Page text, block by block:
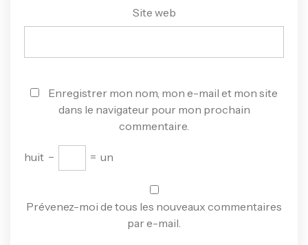
Site web
Enregistrer mon nom, mon e-mail et mon site
dans le navigateur pour mon prochain
commentaire.
huit − = un
Prévenez-moi de tous les nouveaux commentaires
par e-mail.